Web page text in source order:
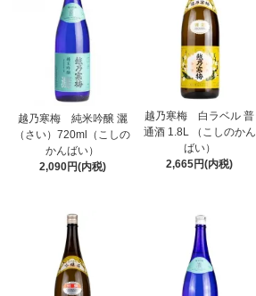
越乃寒梅 純米吟醸 灑
（さい）720ml（こしの
かんばい）
2,090円(内税)
越乃寒梅 白ラベル 普
通酒 1.8L （こしのかん
ばい）
2,665円(内税)